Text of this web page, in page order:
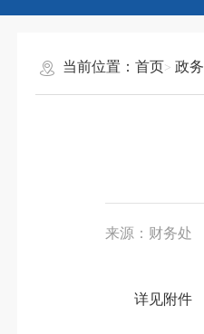
当前位置：首页 政
来源：财务处
详见附件